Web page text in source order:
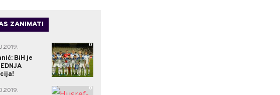
ZANIMATI
BiH je
0
0